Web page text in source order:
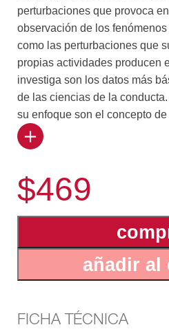
perturbaciones que provoca
observación de los
como las perturbaciones que
propias actividades producen
investiga son los datos más
de las ciencias de la
su enfoque son el concepto de
tratransferencia de Freud y el
aplicaron Niels Bohr y Pascual
ciencias de la vida. La parte I,
reacciones de ansiedad del
incluye un fascinante capítulo
ansiedad de los
película acerca de los ritos de
australianos. La parte II
vanamente asegurar la
$469
añadir al
FICHA TÉCNICA